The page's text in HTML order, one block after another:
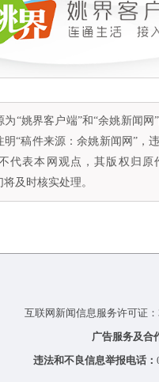
为“姚界客户端”和“余姚新闻
明“稿件来源：余姚新闻网”，
代表本网观点，其版权归
将及时核实处理。
互联网新闻信息服务许可证
广告服务及合
违法和不良信息举报电话：